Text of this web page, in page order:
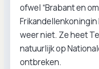
ofwel “Brabant en
weer niet. Ze heet
natuurlijk op
ontbreken.